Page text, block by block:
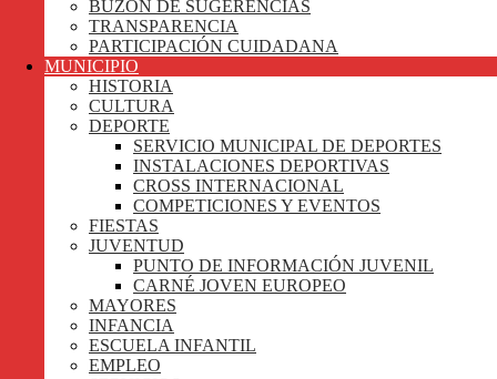
BUZÓN DE SUGERENCIAS
TRANSPARENCIA
PARTICIPACIÓN CUIDADANA
MUNICIPIO
HISTORIA
CULTURA
DEPORTE
SERVICIO MUNICIPAL DE DEPORTES
INSTALACIONES DEPORTIVAS
CROSS INTERNACIONAL
COMPETICIONES Y EVENTOS
FIESTAS
JUVENTUD
PUNTO DE INFORMACIÓN JUVENIL
CARNÉ JOVEN EUROPEO
MAYORES
INFANCIA
ESCUELA INFANTIL
EMPLEO